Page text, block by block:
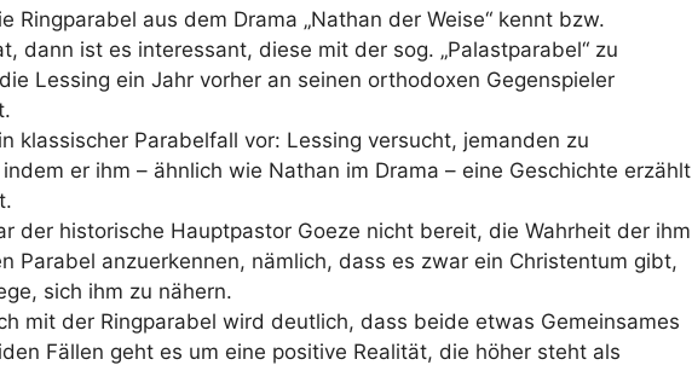
Ringparabel aus dem Drama „Nathan der Weise“ kennt bzw.
dann ist es interessant, diese mit der sog. „Palastparabel“ zu
Lessing ein Jahr vorher an seinen orthodoxen Gegenspieler
klassischer Parabelfall vor: Lessing versucht, jemanden zu
er ihm – ähnlich wie Nathan im Drama – eine Geschichte erzählt
der historische Hauptpastor Goeze nicht bereit, die Wahrheit der ihm
Parabel anzuerkennen, nämlich, dass es zwar ein Christentum gibt,
sich ihm zu nähern.
mit der Ringparabel wird deutlich, dass beide etwas Gemeinsames
Fällen geht es um eine positive Realität, die höher steht als